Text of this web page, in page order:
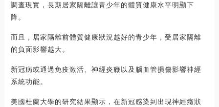
調查現實，長期居家隔離讓青少年的體質健康水平明顯下
降。
而且，居家隔離前體質健康狀況越好的青少年，受居家隔離
的負面影響越大。
新冠病或通過免疫激活、神經炎癥以及腦血管損傷影響神經
系統功能。
美國杜蘭大學的研究結果顯示，在新冠感染到出現神經癥狀